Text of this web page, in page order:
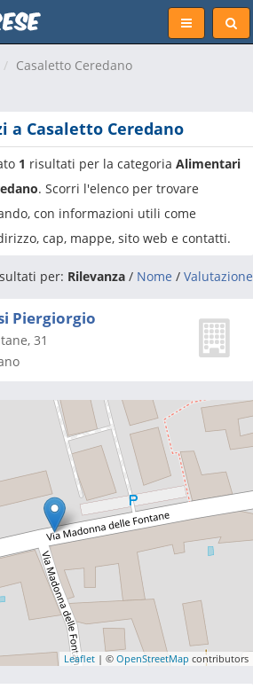
Casaletto Ceredano
a Casaletto Ceredano
1 risultati per la categoria Alimentari
. Scorri l'elenco per trovare
con informazioni utili come
cap, mappe, sito web e contatti.
per: Rilevanza / Nome / Valutazione
Piergiorgio
31
Leaflet | © OpenStreetMap contributors